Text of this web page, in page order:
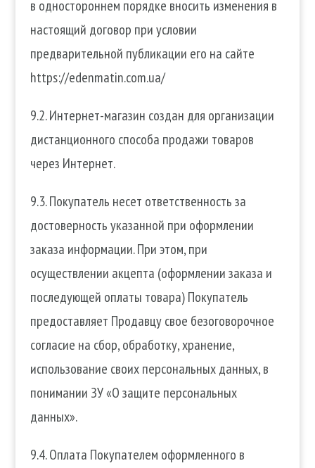
в одностороннем порядке вносить изменения в
настоящий договор при условии
предварительной публикации его на сайте
https://edenmatin.com.ua/
9.2. Интернет-магазин создан для организации
дистанционного способа продажи товаров
через Интернет.
9.3. Покупатель несет ответственность за
достоверность указанной при оформлении
заказа информации. При этом, при
осуществлении акцепта (оформлении заказа и
последующей оплаты товара) Покупатель
предоставляет Продавцу свое безоговорочное
согласие на сбор, обработку, хранение,
использование своих персональных данных, в
понимании ЗУ «О защите персональных
данных».
9.4. Оплата Покупателем оформленного в